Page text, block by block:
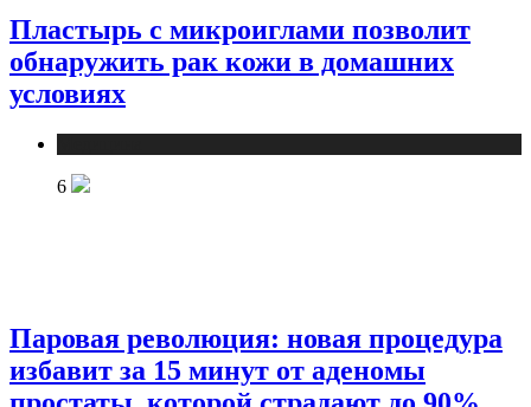
Пластырь с микроиглами позволит
обнаружить рак кожи в домашних
условиях
6
Паровая революция: новая процедура
избавит за 15 минут от аденомы